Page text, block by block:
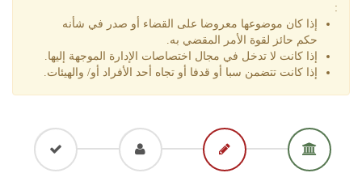
تقديم إقتراح
أسئلة وأجوبة
إحصائيات
اللغة
:
إذا كان موضوعها معروضا على القضاء أو صدر في شأنه
حكم حائز لقوة الأمر المقضي به.
إذا كانت لا تدخل في مجال اختصاصات الإدارة الموجهة إليها.
إذا كانت تتضمن سبا أو قدفا أو تجاه أحد الأفراد أو/ والهيئات.